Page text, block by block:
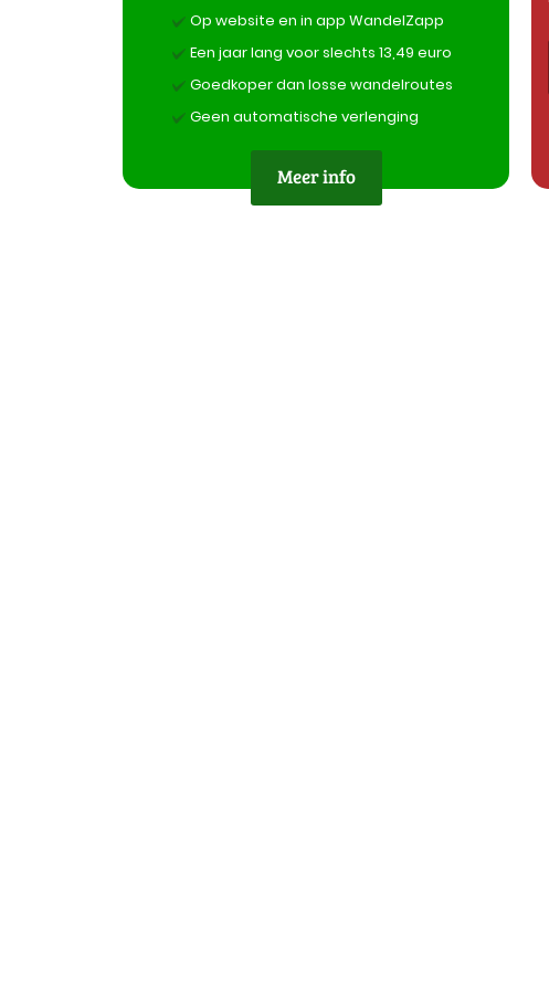
Op website en in app WandelZapp
Een jaar lang voor slechts 13,49 euro
Goedkoper dan losse wandelroutes
Geen automatische verlenging
Meer info